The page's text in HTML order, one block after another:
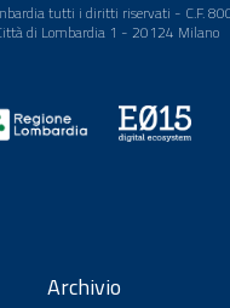
tutti i diritti riservati - C.F.
di Lombardia 1 - 20124 Milano
Archivio